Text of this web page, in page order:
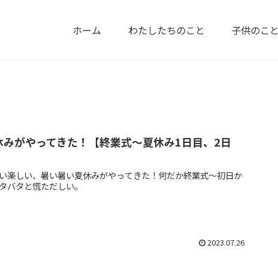
ホーム わたしたちのこと 子供のこと
みがやってきた！【終業式～夏休み1日目、2日
楽しい、暑い暑い夏休みがやってきた！何だか終業式～初日か
バタと慌ただしい。
2023.07.26